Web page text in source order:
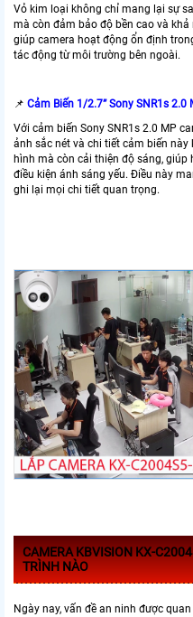
Vỏ kim loại không chỉ mang lại sự
mà còn đảm bảo độ bền cao và
giúp camera hoạt động ổn định
tác động từ môi trường bên ngoài.
📌 Cảm Biến 1/2.7” Sony SNR1s 2.0
Với cảm biến Sony SNR1s 2.0 MP
ảnh sắc nét và chi tiết cảm biến
hình mà còn cải thiện độ sáng, giúp
điều kiện ánh sáng yếu. Điều này
ghi lại mọi chi tiết quan trọng.
CAMERA KBVISION KX-
TRÌNH NÀO
Ngày nay, vấn đề an ninh được